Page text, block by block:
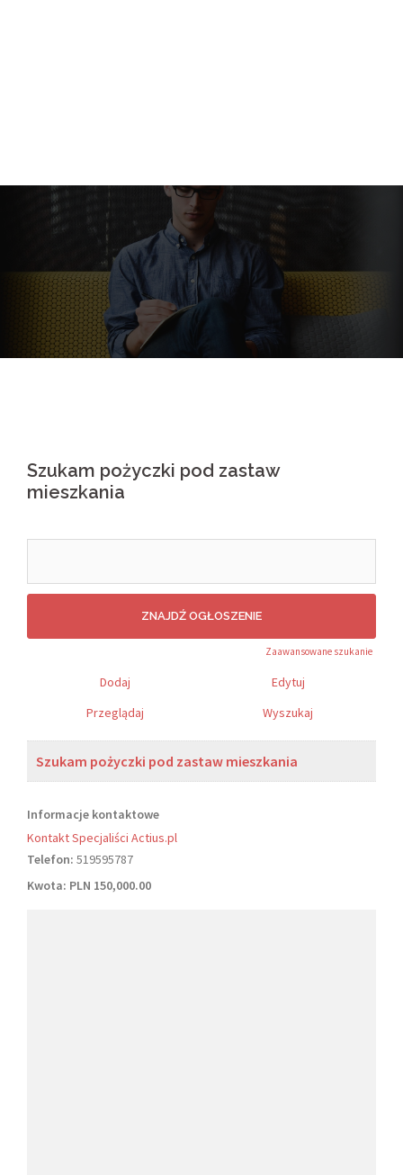
Szukam pożyczki pod zastaw
mieszkania
Zaawansowane szukanie
Dodaj
Edytuj
Przeglądaj
Wyszukaj
Szukam pożyczki pod zastaw mieszkania
Informacje kontaktowe
Kontakt Specjaliści Actius.pl
Telefon: 519595787
Kwota: PLN 150,000.00